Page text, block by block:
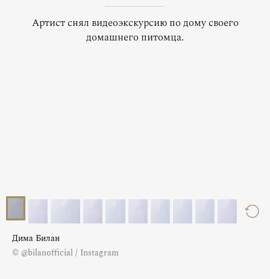
Артист снял видеоэкскурсию по дому своего
домашнего питомца.
Дима Билан
© @bilanofficial / Instagram